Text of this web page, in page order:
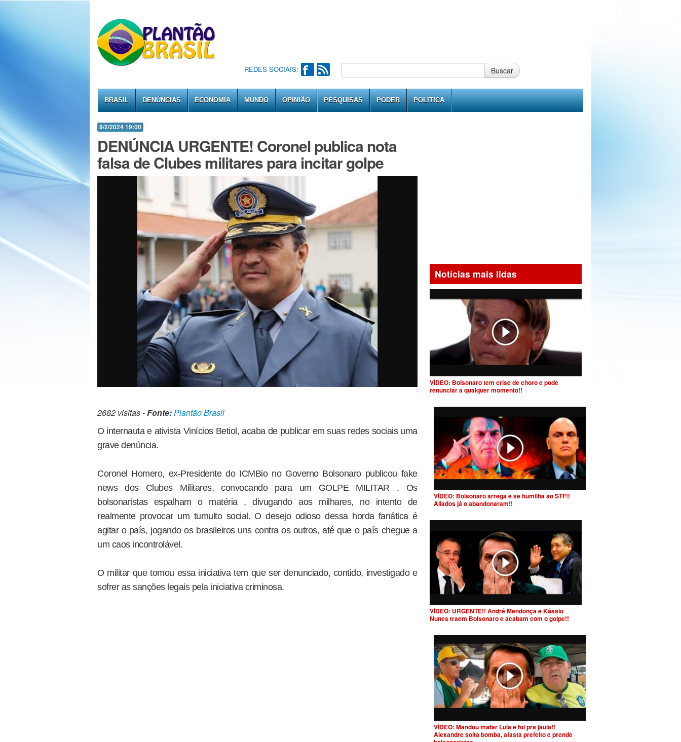
REDES SOCIAIS: Buscar
BRASIL DENÚNCIAS ECONOMIA MUNDO OPINIÃO PESQUISAS PODER POLÍTICA
9/2/2024 19:00
DENÚNCIA URGENTE! Coronel publica nota
falsa de Clubes militares para incitar golpe
2682 visitas -Fonte:Plantão Brasil
O internauta e ativista Vinícios Betiol, acaba de publicar em suas redes sociais uma
grave denúncia.
Coronel Homero, ex-Presidente do ICMBio no Governo Bolsonaro publicou fake
news dos Clubes Militares, convocando para um GOLPE MILITAR . Os
bolsonaristas espalham o matéria , divugando aos milhares, no intento de
realmente provocar um tumulto social. O desejo odioso dessa horda fanática é
agitar o país, jogando os brasileiros uns contra os outros, até que o país chegue a
um caos incontrolável.
O militar que tomou essa iniciativa tem que ser denunciado, contido, investigado e
sofrer as sanções legais pela iniciativa criminosa.
Notícias mais lidas
VÍDEO: Bolsonaro tem crise de choro e pode
renunciar a qualquer momento!!
VÍDEO: Bolsonaro arrega e se humilha ao STF!!
Aliados já o abandonaram!!
VÍDEO: URGENTE!! André Mendonça e Kássio
Nunes traem Bolsonaro e acabam com o golpe!!
VÍDEO: Mandou matar Lula e foi pra jaula!!
Alexandre solta bomba, afasta prefeito e prende